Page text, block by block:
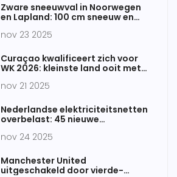
Zware sneeuwval in Noorwegen
en Lapland: 100 cm sneeuw en
lawinerisico’s
nov 23 2025
Curaçao kwalificeert zich voor
WK 2026: kleinste land ooit met
nov 21 2025
Nederlandse elektriciteitsnetten
overbelast: 45 nieuwe
nov 24 2025
Manchester United
uitgeschakeld door vierde-